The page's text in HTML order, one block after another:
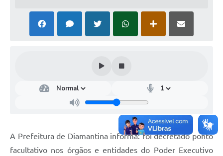
A Prefeitura de Diamantina informa: foi decretado ponto
facultativo nos órgãos e entidades do Poder Executivo